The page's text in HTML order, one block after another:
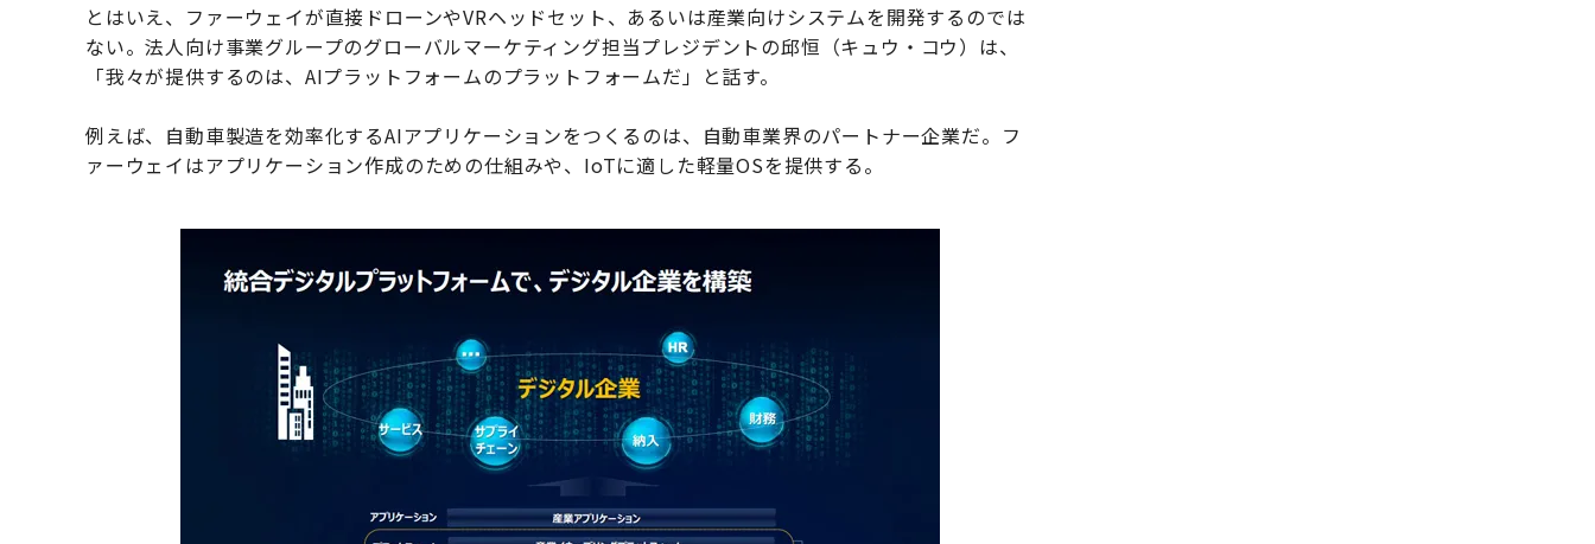
とはいえ、ファーウェイが直接ドローンやVRヘッドセット、あるいは産業向けシステムを開発するのでは
ない。法人向け事業グループのグローバルマーケティング担当プレジデントの邱恒（キュウ・コウ）は、
「我々が提供するのは、AIプラットフォームのプラットフォームだ」と話す。
例えば、自動車製造を効率化するAIアプリケーションをつくるのは、自動車業界のパートナー企業だ。フ
ァーウェイはアプリケーション作成のための仕組みや、IoTに適した軽量OSを提供する。